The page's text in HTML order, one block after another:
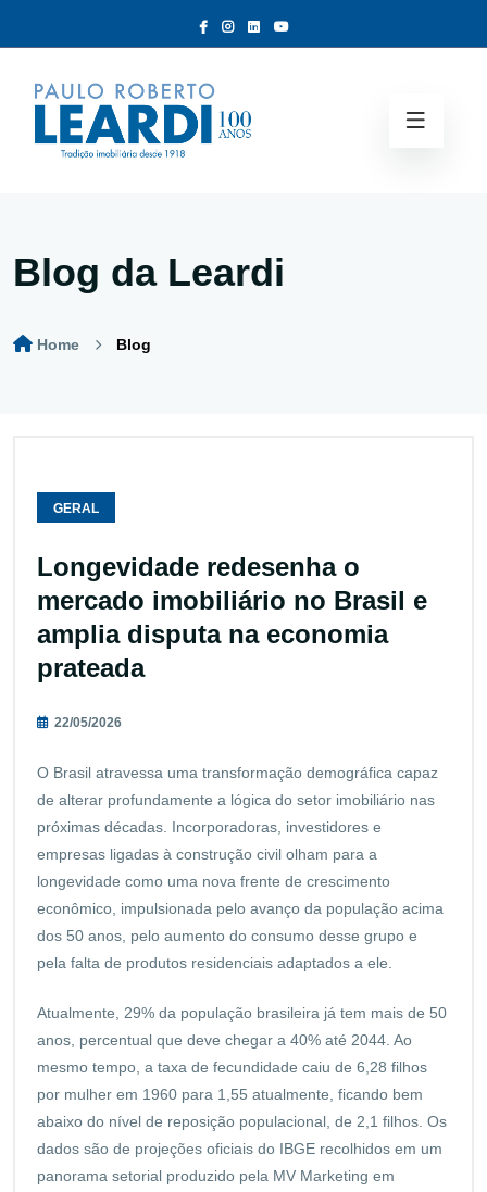
Blog da Leardi
Home Blog
GERAL
Longevidade redesenha o
mercado imobiliário no Brasil e
amplia disputa na economia
prateada
22/05/2026
O Brasil atravessa uma transformação demográfica capaz
de alterar profundamente a lógica do setor imobiliário nas
próximas décadas. Incorporadoras, investidores e
empresas ligadas à construção civil olham para a
longevidade como uma nova frente de crescimento
econômico, impulsionada pelo avanço da população acima
dos 50 anos, pelo aumento do consumo desse grupo e
pela falta de produtos residenciais adaptados a ele.
Atualmente, 29% da população brasileira já tem mais de 50
anos, percentual que deve chegar a 40% até 2044. Ao
mesmo tempo, a taxa de fecundidade caiu de 6,28 filhos
por mulher em 1960 para 1,55 atualmente, ficando bem
abaixo do nível de reposição populacional, de 2,1 filhos. Os
dados são de projeções oficiais do IBGE recolhidos em um
panorama setorial produzido pela MV Marketing em